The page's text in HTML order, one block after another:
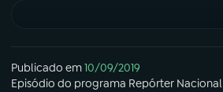
Publicado em10/09/2019
Episódio do programa Repórter Nacional